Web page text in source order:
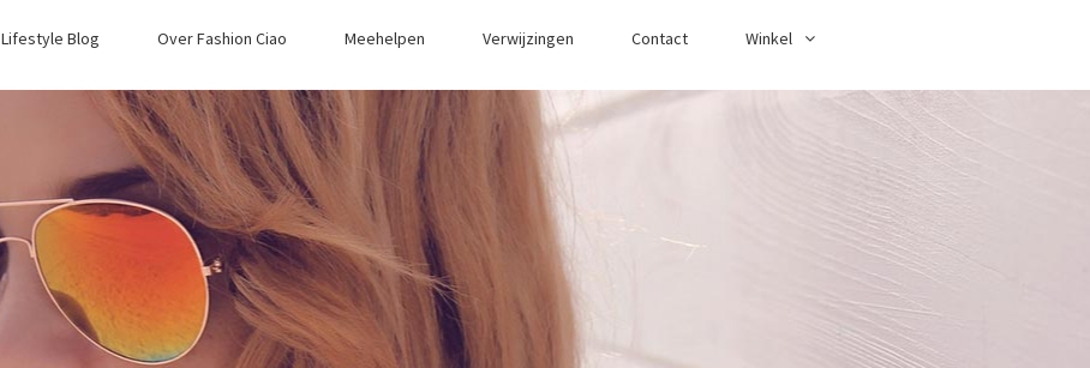
Lifestyle Blog Over Fashion Ciao Meehelpen Verwijzingen Contact Winkel